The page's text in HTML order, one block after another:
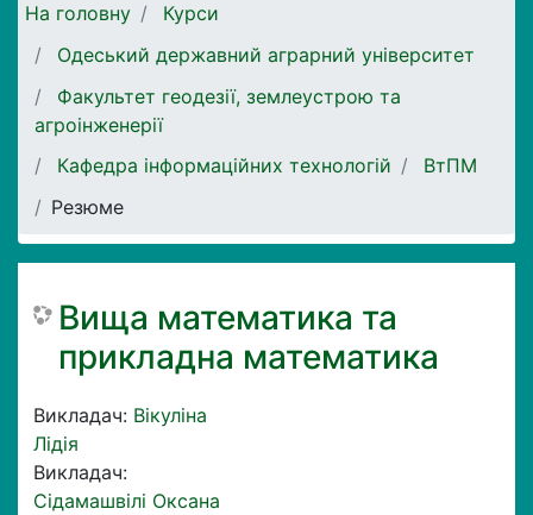
На головну
Курси
Одеський державний аграрний університет
Факультет геодезії, землеустрою та
агроінженерії
Кафедра інформаційних технологій
ВтПМ
Резюме
Вища математика та
прикладна математика
Викладач: Вікуліна
Лідія
Викладач:
Сідамашвілі Оксана